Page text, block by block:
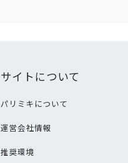
サイトについて
パリミキについて
運営会社情報
推奨環境